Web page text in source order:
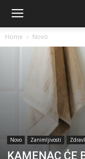
Home Novo
Novo Zanimljivosti
KAMENAC ĆE